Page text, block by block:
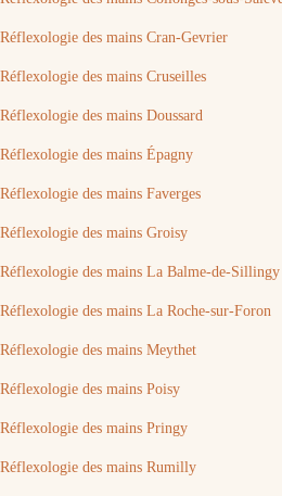
Réflexologie des mains Cran-Gevrier
Réflexologie des mains Cruseilles
Réflexologie des mains Doussard
Réflexologie des mains Épagny
Réflexologie des mains Faverges
Réflexologie des mains Groisy
Réflexologie des mains La Balme-de-Sillingy
Réflexologie des mains La Roche-sur-Foron
Réflexologie des mains Meythet
Réflexologie des mains Poisy
Réflexologie des mains Pringy
Réflexologie des mains Rumilly